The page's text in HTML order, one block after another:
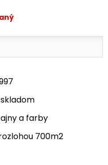
a farby
700m2